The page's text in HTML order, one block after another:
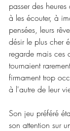
passer des
à les écouter, à
pensées, leurs
désir le plus cher
regarde mais ces
tournaient
firmament trop
à l'autre de leur
Son jeu préféré
son attention sur